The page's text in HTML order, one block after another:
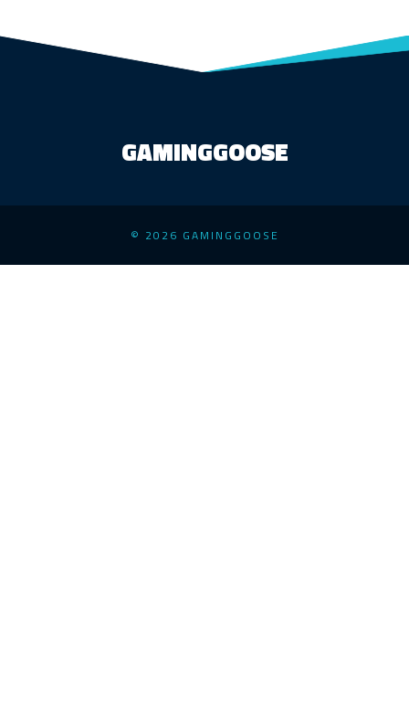
GAMINGGOOSE
© 2026 GAMINGGOOSE